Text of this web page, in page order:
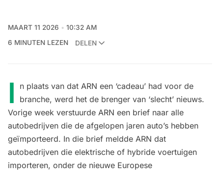
MAART 11 2026
10:32 AM
6 MINUTEN LEZEN
DELEN
I
n plaats van dat ARN een ‘cadeau’ had voor de
branche, werd het de brenger van ‘slecht’ nieuws.
Vorige week verstuurde ARN een brief naar alle
autobedrijven die de afgelopen jaren auto’s hebben
geïmporteerd. In die brief meldde ARN dat
autobedrijven die elektrische of hybride voertuigen
importeren, onder de nieuwe Europese